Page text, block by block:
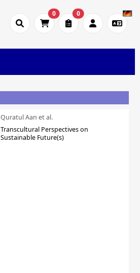
0 0
Quratul Aan et al.
Transcultural Perspectives on
Sustainable Future(s)